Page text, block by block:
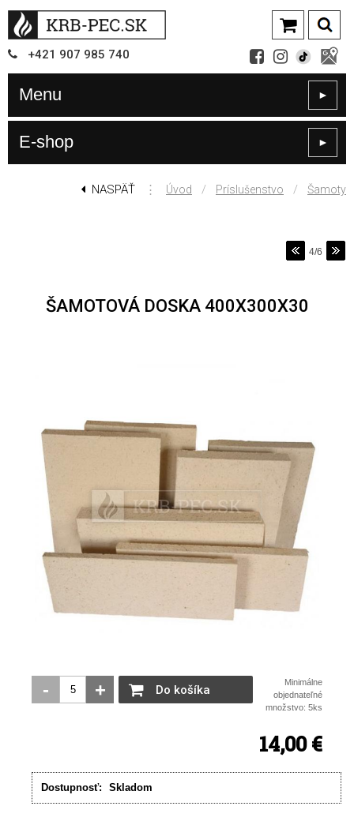
+421 907 985 740
Menu ►
E-shop ►
NASPÄŤ ⋮ Úvod / Príslušenstvo / Šamoty
4/6
ŠAMOTOVÁ DOSKA 400X300X30
- + Do košíka
Minimálne
objednateľné
množstvo: 5ks
14,00 €
Dostupnosť: Skladom